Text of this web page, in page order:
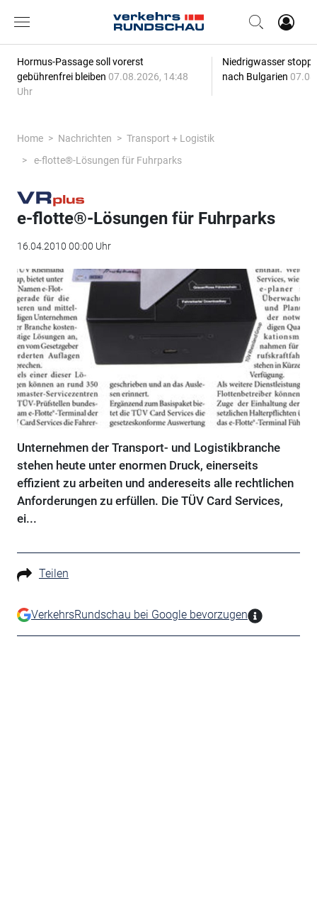
Hormus-Passage soll vorerst
gebührenfrei bleiben 07.08.2026, 14:48
Uhr
Niedrigwasser
nach Bulgarien
Home Nachrichten
Transport + Logistik
e-flotte®-Lösungen für Fuhrparks
e-flotte®-Lösungen für Fuhrparks
16.04.2010 00:00 Uhr
Unternehmen der Transport- und Logistikbranche
stehen heute unter enormen Druck, einerseits
effizient zu arbeiten und andereseits alle rechtlichen
Anforderungen zu erfüllen. Die TÜV Card Services,
ei...
Teilen
VerkehrsRundschau bei Google bevorzugen